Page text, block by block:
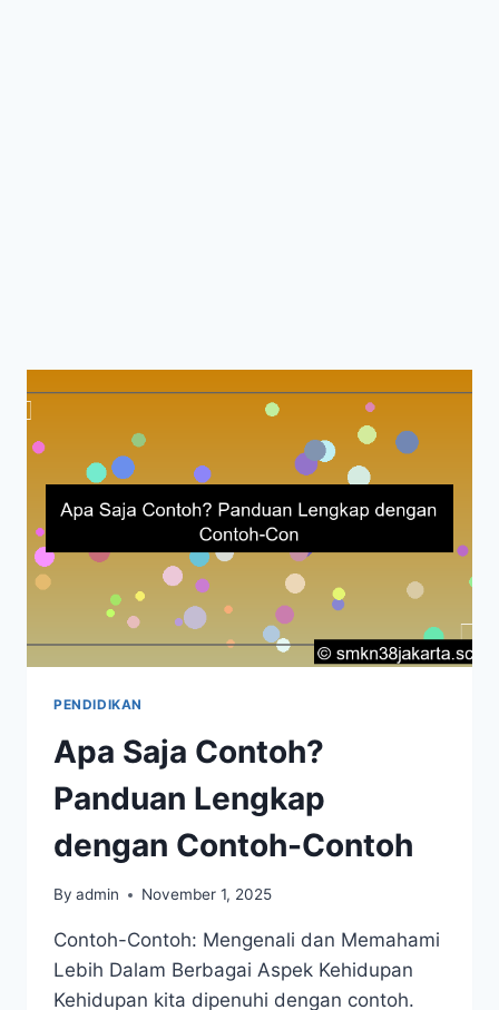
PENDIDIKAN
Apa Saja Contoh?
Panduan Lengkap
dengan Contoh-Contoh
By admin November 1, 2025
Contoh-Contoh: Mengenali dan Memahami
Lebih Dalam Berbagai Aspek Kehidupan
Kehidupan kita dipenuhi dengan contoh.